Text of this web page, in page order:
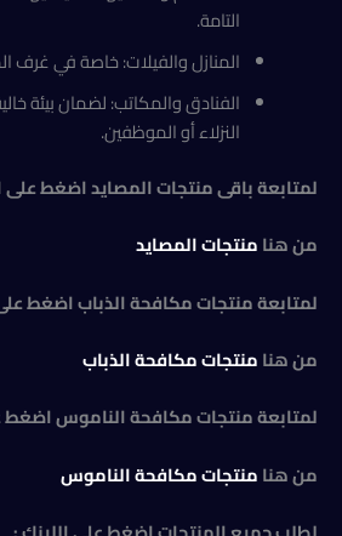
التامة.
المنازل والفيلات: خاصة في غرف
الفنادق والمكاتب: لضمان بيئة
النزلاء أو الموظفين.
لمتابعة باقى منتجات المصايد اضغط على
من هنامنتجات المصايد
لمتابعة منتجات مكافحة الذباب اضغط
من هنامنتجات مكافحة الذباب
لمتابعة منتجات مكافحة الناموس اضغط
من هنامنتجات مكافحة الناموس